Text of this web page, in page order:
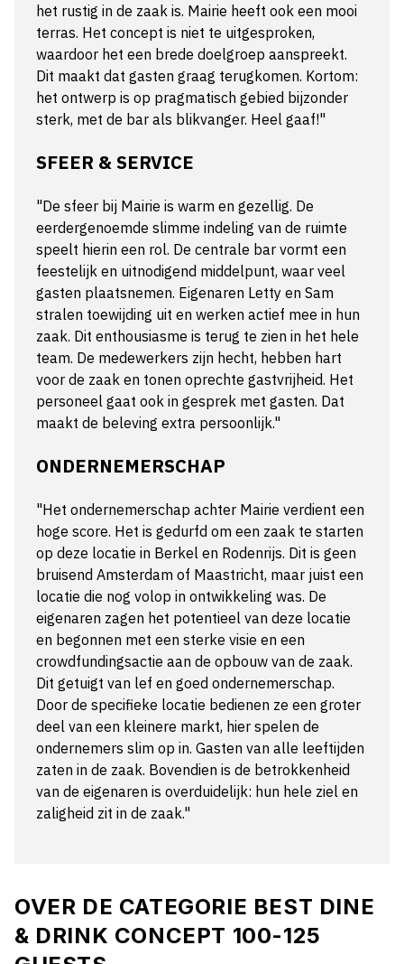
het rustig in de zaak is. Mairie heeft ook een mooi
terras. Het concept is niet te uitgesproken,
waardoor het een brede doelgroep aanspreekt.
Dit maakt dat gasten graag terugkomen. Kortom:
het ontwerp is op pragmatisch gebied bijzonder
sterk, met de bar als blikvanger. Heel gaaf!"
SFEER & SERVICE
"De sfeer bij Mairie is warm en gezellig. De
eerdergenoemde slimme indeling van de ruimte
speelt hierin een rol. De centrale bar vormt een
feestelijk en uitnodigend middelpunt, waar veel
gasten plaatsnemen. Eigenaren Letty en Sam
stralen toewijding uit en werken actief mee in hun
zaak. Dit enthousiasme is terug te zien in het hele
team. De medewerkers zijn hecht, hebben hart
voor de zaak en tonen oprechte gastvrijheid. Het
personeel gaat ook in gesprek met gasten. Dat
maakt de beleving extra persoonlijk."
ONDERNEMERSCHAP
"Het ondernemerschap achter Mairie verdient een
hoge score. Het is gedurfd om een zaak te starten
op deze locatie in Berkel en Rodenrijs. Dit is geen
bruisend Amsterdam of Maastricht, maar juist een
locatie die nog volop in ontwikkeling was. De
eigenaren zagen het potentieel van deze locatie
en begonnen met een sterke visie en een
crowdfundingsactie aan de opbouw van de zaak.
Dit getuigt van lef en goed ondernemerschap.
Door de specifieke locatie bedienen ze een groter
deel van een kleinere markt, hier spelen de
ondernemers slim op in. Gasten van alle leeftijden
zaten in de zaak. Bovendien is de betrokkenheid
van de eigenaren is overduidelijk: hun hele ziel en
zaligheid zit in de zaak."
OVER DE CATEGORIE BEST DINE
& DRINK CONCEPT 100-125